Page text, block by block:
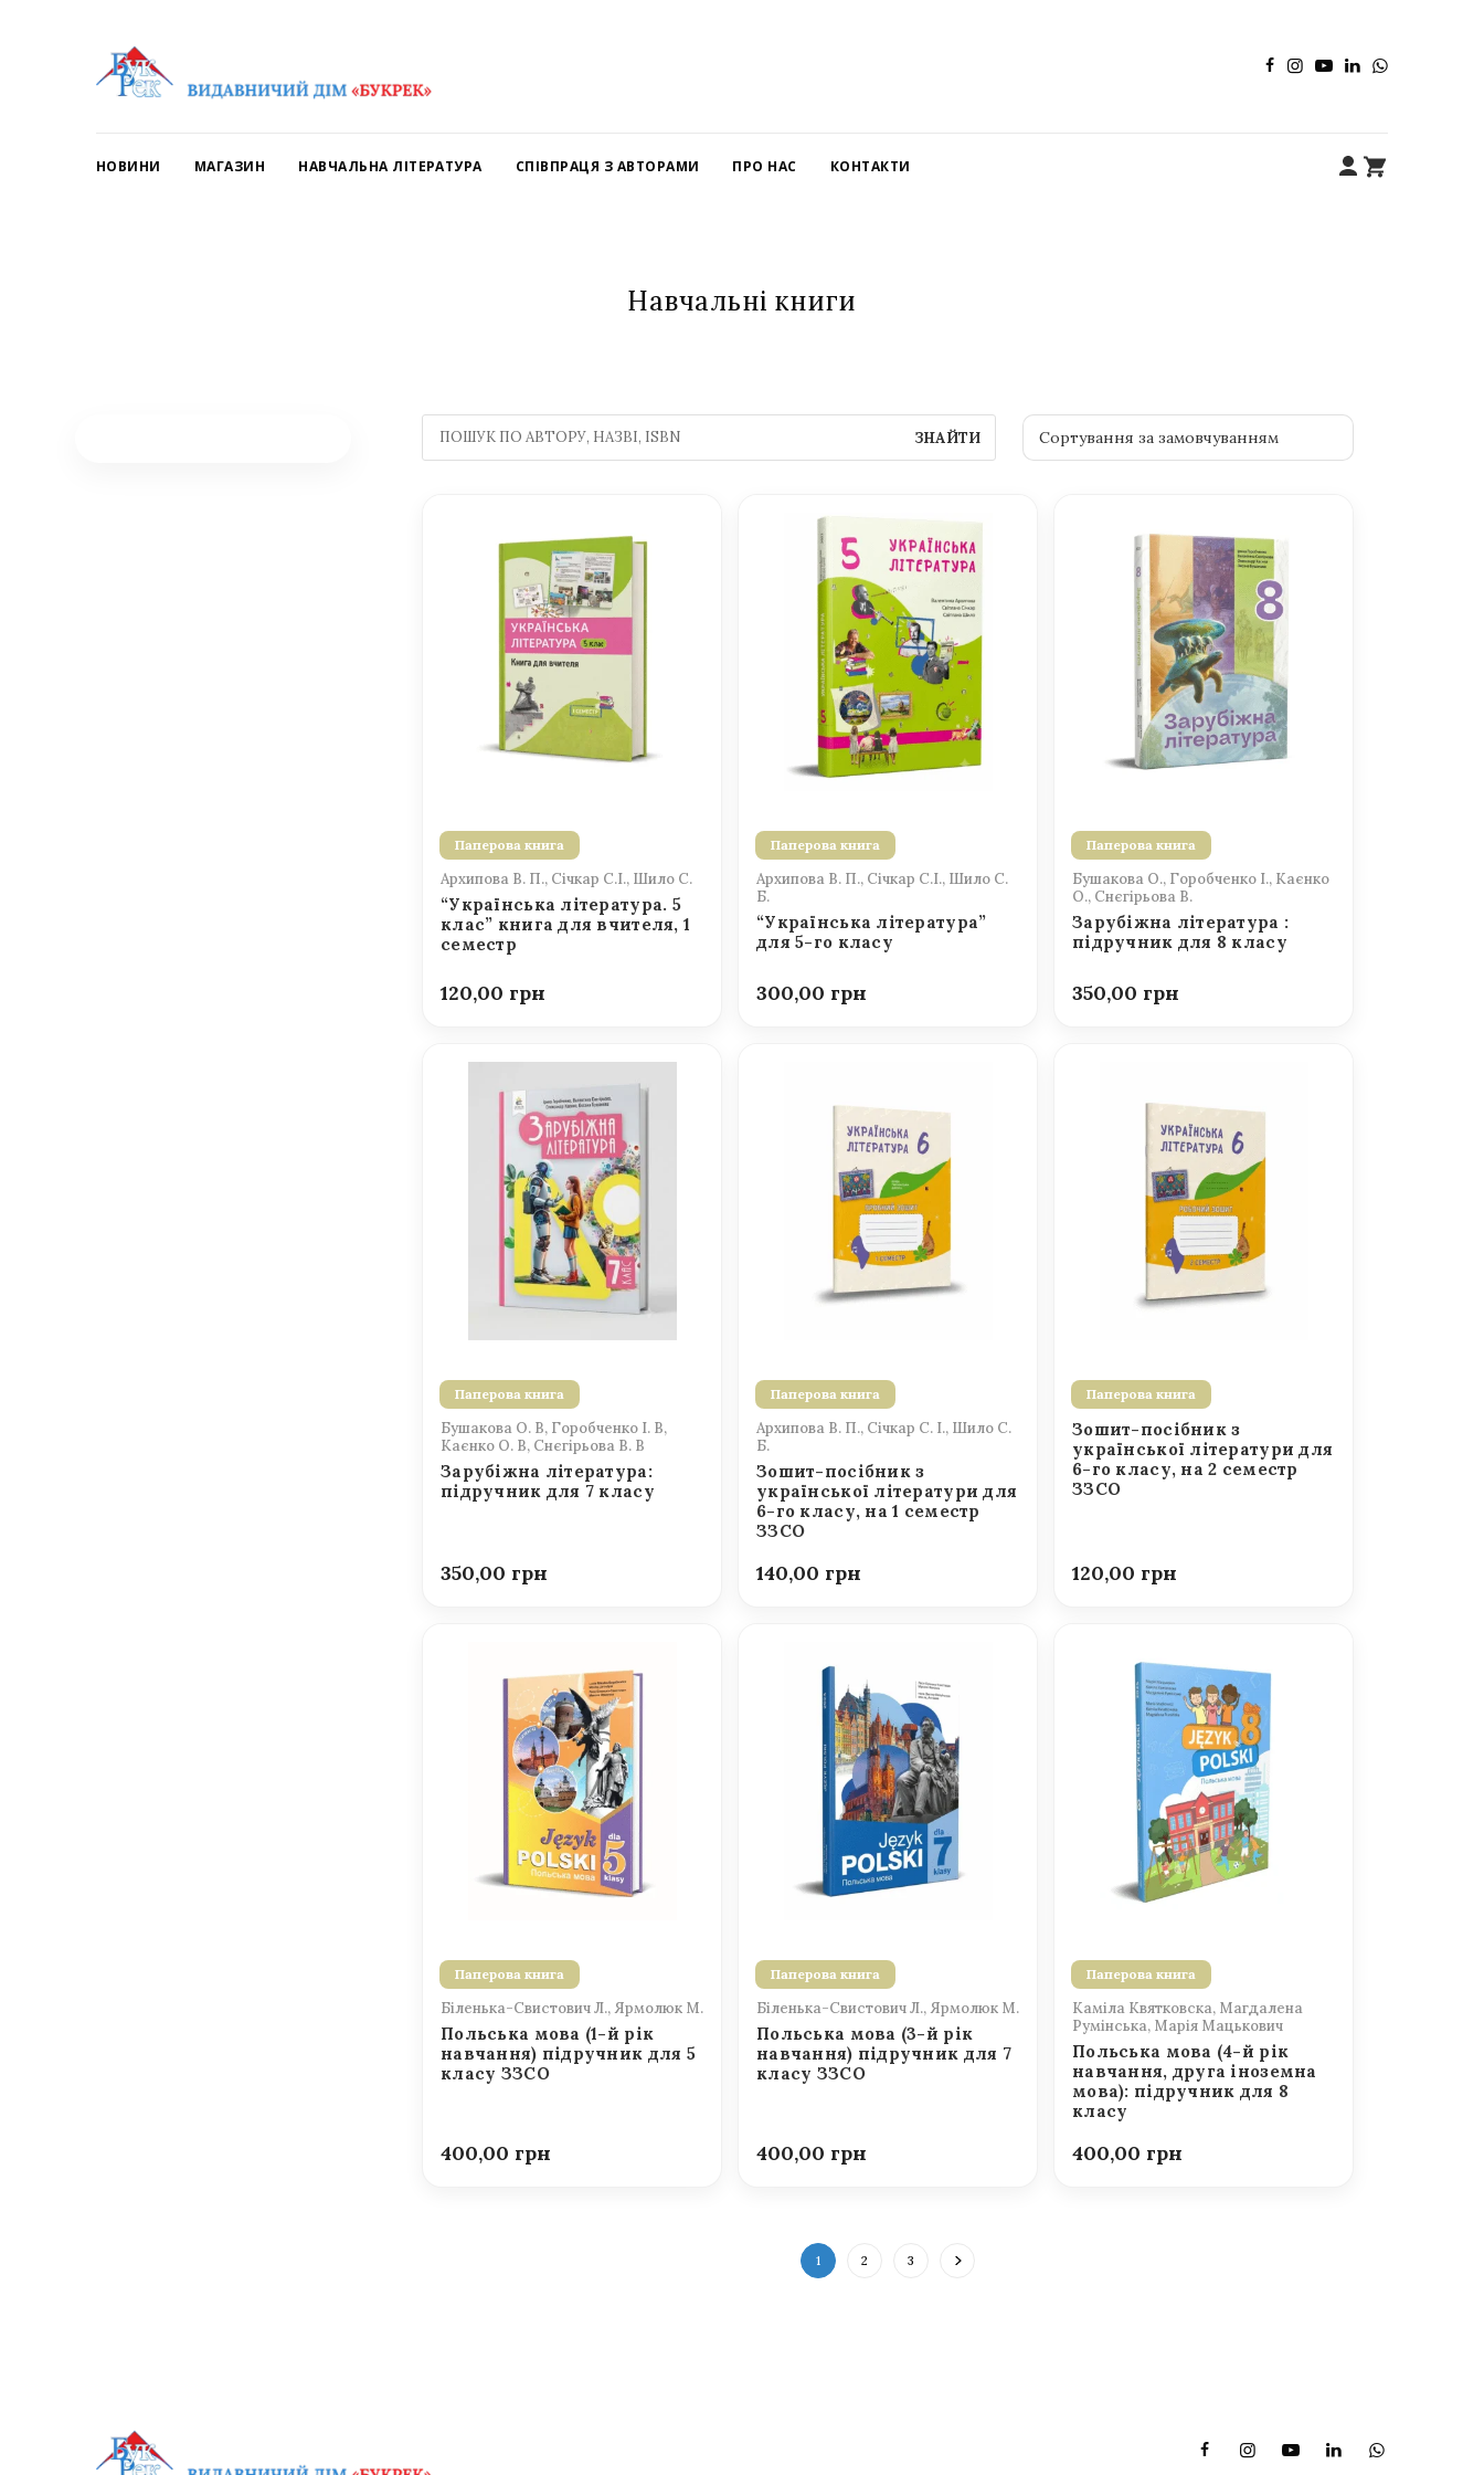
НОВИНИ МАГАЗИН НАВЧАЛЬНА ЛІТЕРАТУРА СПІВПРАЦЯ З АВТОРАМИ ПРО НАС КОНТАКТИ
Навчальні книги
ЗНАЙТИ
Паперова книга
Архипова В. П., Січкар С.І., Шило С.
“Українська література. 5
клас” книга для вчителя, 1
семестр
120,00
Паперова книга
Архипова В. П., Січкар С.І., Шило С.
Б.
“Українська література”
для 5-го класу
300,00
Паперова книга
Бушакова О., Горобченко І., Каєнко
О., Снєгірьова В.
Зарубіжна література :
підручник для 8 класу
350,00
Паперова книга
Бушакова О. В, Горобченко І. В,
Каєнко О. В, Снєгірьова В. В
Зарубіжна література:
підручник для 7 класу
350,00
Паперова книга
Архипова В. П., Січкар С. І., Шило С.
Б.
Зошит-посібник з
української літератури для
6-го класу, на 1 семестр
ЗЗСО
140,00
Паперова книга
Зошит-посібник з
української літератури для
6-го класу, на 2 семестр
ЗЗСО
120,00
Паперова книга
Біленька-Свистович Л., Ярмолюк М.
Польська мова (1-й рік
навчання) підручник для 5
класу ЗЗСО
400,00
Паперова книга
Біленька-Свистович Л., Ярмолюк М.
Польська мова (3-й рік
навчання) підручник для 7
класу ЗЗСО
400,00
Паперова книга
Каміла Квятковска, Магдалена
Румінська, Марія Мацькович
Польська мова (4-й рік
навчання, друга іноземна
мова): підручник для 8
класу
400,00
1 2 3